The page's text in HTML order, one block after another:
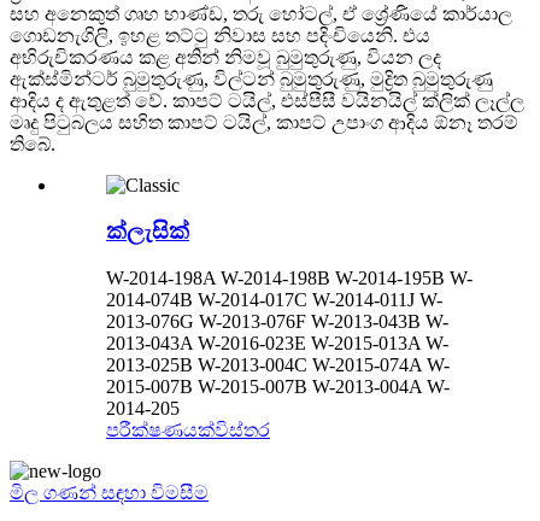
සහ අනෙකුත් ගෘහ භාණ්ඩ, තරු හෝටල්, ඒ ශ්‍රේණියේ කාර්යාල
ගොඩනැගිලි, ඉහළ තට්ටු නිවාස සහ පදිංචියෙනි. එය
අභිරුචිකරණය කළ අතින් නිමවූ බුමුතුරුණු, වියන ලද
ඇක්ස්මින්ටර් බුමුතුරුණු, විල්ටන් බුමුතුරුණු, මුද්‍රිත බුමුතුරුණු
ආදිය ද ඇතුළත් වේ. කාපට් ටයිල්, එස්පීසී වයිනයිල් ක්ලික් ලෑල්ල
මෘදු පිටුබලය සහිත කාපට් ටයිල්, කාපට් උපාංග ආදිය ඕනෑ තරම්
තිබේ.
ක්ලැසික්
W-2014-198A W-2014-198B W-2014-195B W-
2014-074B W-2014-017C W-2014-011J W-
2013-076G W-2013-076F W-2013-043B W-
2013-043A W-2016-023E W-2015-013A W-
2013-025B W-2013-004C W-2015-074A W-
2015-007B W-2015-007B W-2013-004A W-
2014-205
පරීක්ෂණයක්විස්තර
මිල ගණන් සඳහා විමසීම